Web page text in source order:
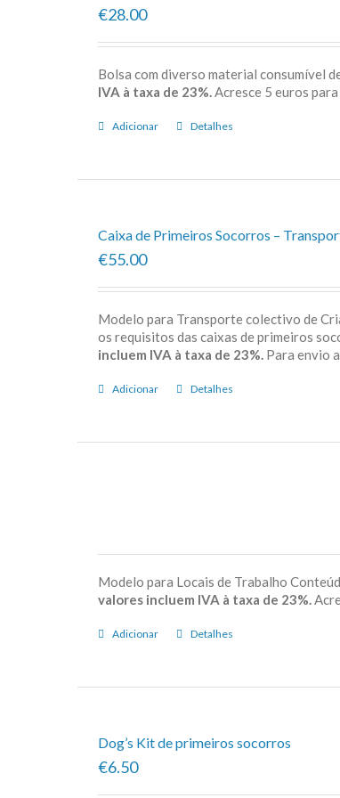
€28.00
Bolsa com diverso material consumível
IVA à taxa de 23%. Acresce 5 euros
Adicionar Detalhes
Caixa de Primeiros Socorros –
€55.00
Modelo para Transporte colectivo de
os requisitos das caixas de primeiros
incluem IVA à taxa de 23%. Para envio
Adicionar Detalhes
Modelo para Locais de Trabalho
valores incluem IVA à taxa de 23%.
Adicionar Detalhes
Dog’s Kit de primeiros socorros
€6.50